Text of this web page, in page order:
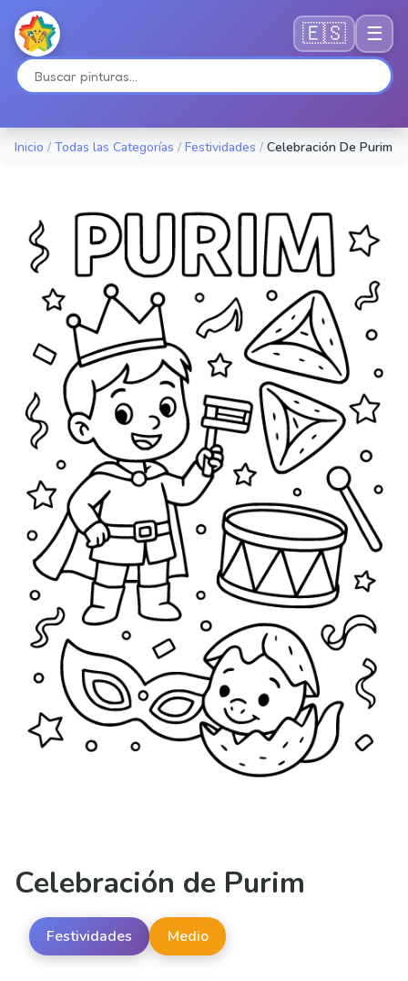
🇪🇸 ☰
Inicio / Todas las Categorías / Festividades / Celebración De Purim
Celebración de Purim
Festividades Medio